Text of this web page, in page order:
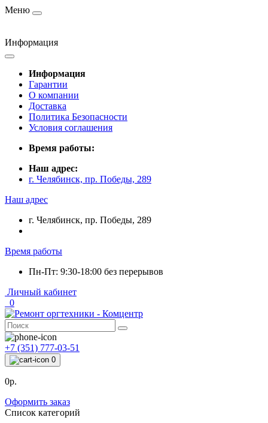
Меню
Информация
Информация
Гарантии
О компании
Доставка
Политика Безопасности
Условия соглашения
Время работы:
Наш адрес:
г. Челябинск, пр. Победы, 289
Наш адрес
г. Челябинск, пр. Победы, 289
Время работы
Пн-Пт: 9:30-18:00 без перерывов
Личный кабинет
0
+7 (351) 777-03-51
0
0р.
Оформить заказ
Список категорий